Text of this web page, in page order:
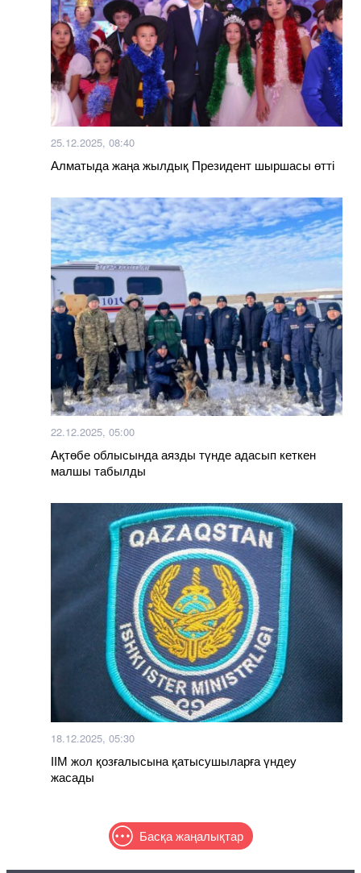
25.12.2025, 08:40
Алматыда жаңа жылдық Президент шыршасы өтті
22.12.2025, 05:00
Ақтөбе облысында аязды түнде адасып кеткен
малшы табылды
18.12.2025, 05:30
ІІМ жол қозғалысына қатысушыларға үндеу
жасады
Басқа жаңалықтар